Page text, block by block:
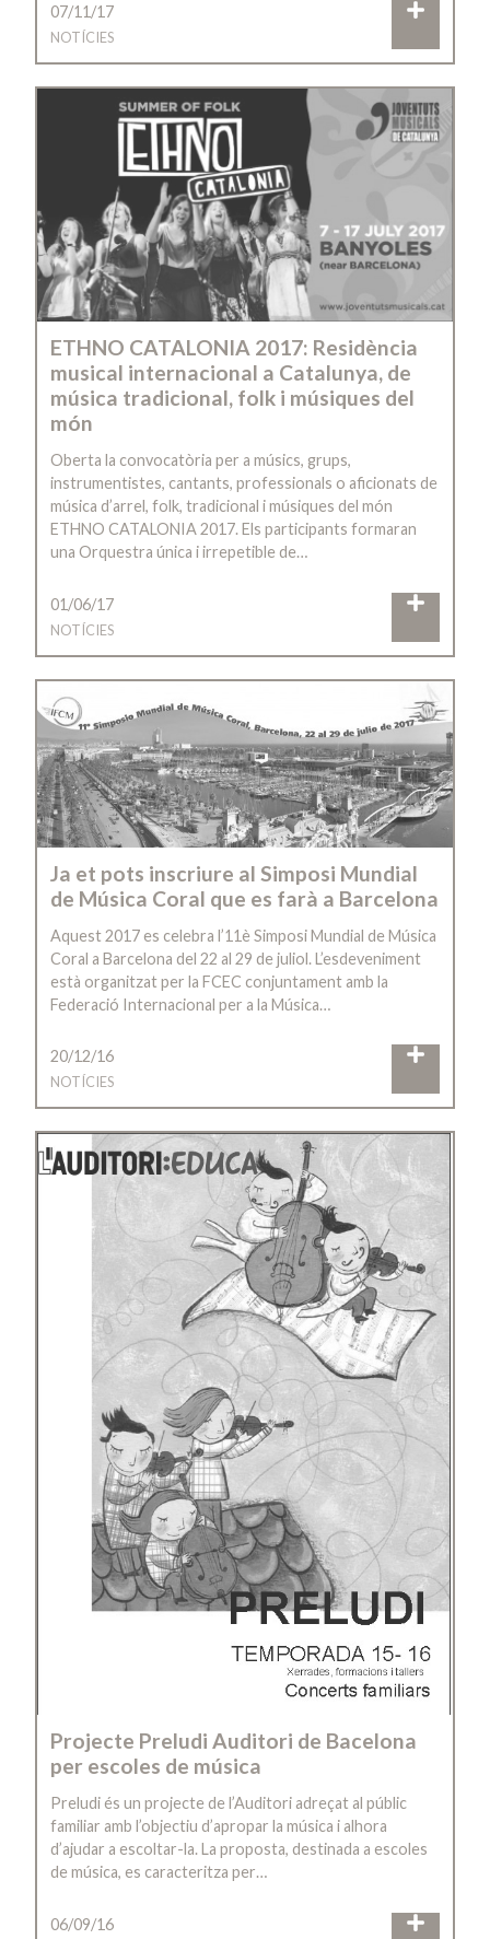
07/11/17
NOTÍCIES
ETHNO CATALONIA 2017: Residència
musical internacional a Catalunya, de
música tradicional, folk i músiques del
món
Oberta la convocatòria per a músics, grups,
instrumentistes, cantants, professionals o aficionats de
música d’arrel, folk, tradicional i músiques del món
ETHNO CATALONIA 2017. Els participants formaran
una Orquestra única i irrepetible de…
01/06/17
NOTÍCIES
Ja et pots inscriure al Simposi Mundial
de Música Coral que es farà a Barcelona
Aquest 2017 es celebra l’11è Simposi Mundial de Música
Coral a Barcelona del 22 al 29 de juliol. L’esdeveniment
està organitzat per la FCEC conjuntament amb la
Federació Internacional per a la Música…
20/12/16
NOTÍCIES
Projecte Preludi Auditori de Bacelona
per escoles de música
Preludi és un projecte de l’Auditori adreçat al públic
familiar amb l’objectiu d’apropar la música i alhora
d’ajudar a escoltar-la. La proposta, destinada a escoles
de música, es caracteritza per…
06/09/16